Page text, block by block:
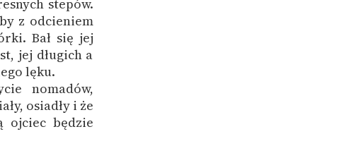
stepów.
z odcieniem
Bał się jej
jej długich a
lęku.
nomadów,
osiadły i że
ojciec będzie